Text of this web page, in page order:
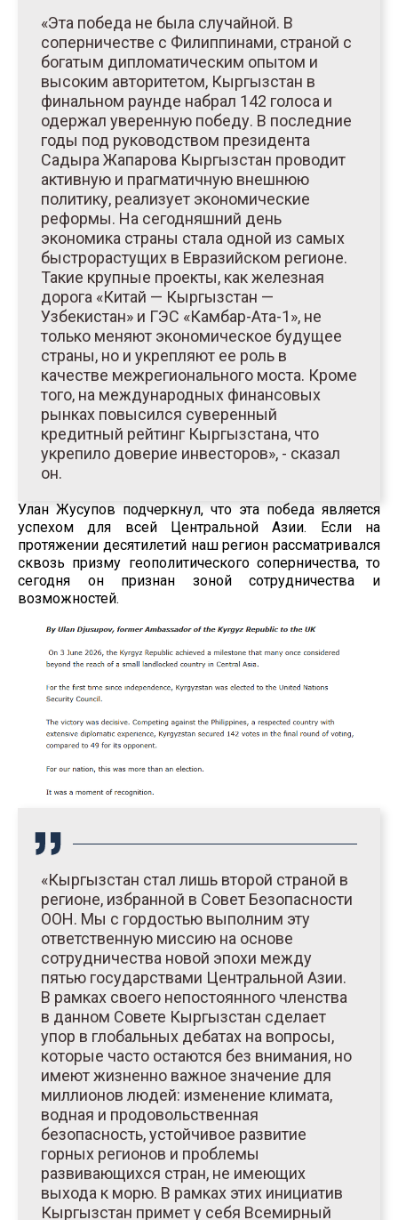
«Эта победа не была случайной. В
соперничестве с Филиппинами, страной с
богатым дипломатическим опытом и
высоким авторитетом, Кыргызстан в
финальном раунде набрал 142 голоса и
одержал уверенную победу. В последние
годы под руководством президента
Садыра Жапарова Кыргызстан проводит
активную и прагматичную внешнюю
политику, реализует экономические
реформы. На сегодняшний день
экономика страны стала одной из самых
быстрорастущих в Евразийском регионе.
Такие крупные проекты, как железная
дорога «Китай — Кыргызстан —
Узбекистан» и ГЭС «Камбар-Ата-1», не
только меняют экономическое будущее
страны, но и укрепляют ее роль в
качестве межрегионального моста. Кроме
того, на международных финансовых
рынках повысился суверенный
кредитный рейтинг Кыргызстана, что
укрепило доверие инвесторов», - сказал
он.
Улан Жусупов подчеркнул, что эта победа является
успехом для всей Центральной Азии. Если на
протяжении десятилетий наш регион рассматривался
сквозь призму геополитического соперничества, то
сегодня он признан зоной сотрудничества и
возможностей.
«Кыргызстан стал лишь второй страной в
регионе, избранной в Совет Безопасности
ООН. Мы с гордостью выполним эту
ответственную миссию на основе
сотрудничества новой эпохи между
пятью государствами Центральной Азии.
В рамках своего непостоянного членства
в данном Совете Кыргызстан сделает
упор в глобальных дебатах на вопросы,
которые часто остаются без внимания, но
имеют жизненно важное значение для
миллионов людей: изменение климата,
водная и продовольственная
безопасность, устойчивое развитие
горных регионов и проблемы
развивающихся стран, не имеющих
выхода к морю. В рамках этих инициатив
Кыргызстан примет у себя Всемирный